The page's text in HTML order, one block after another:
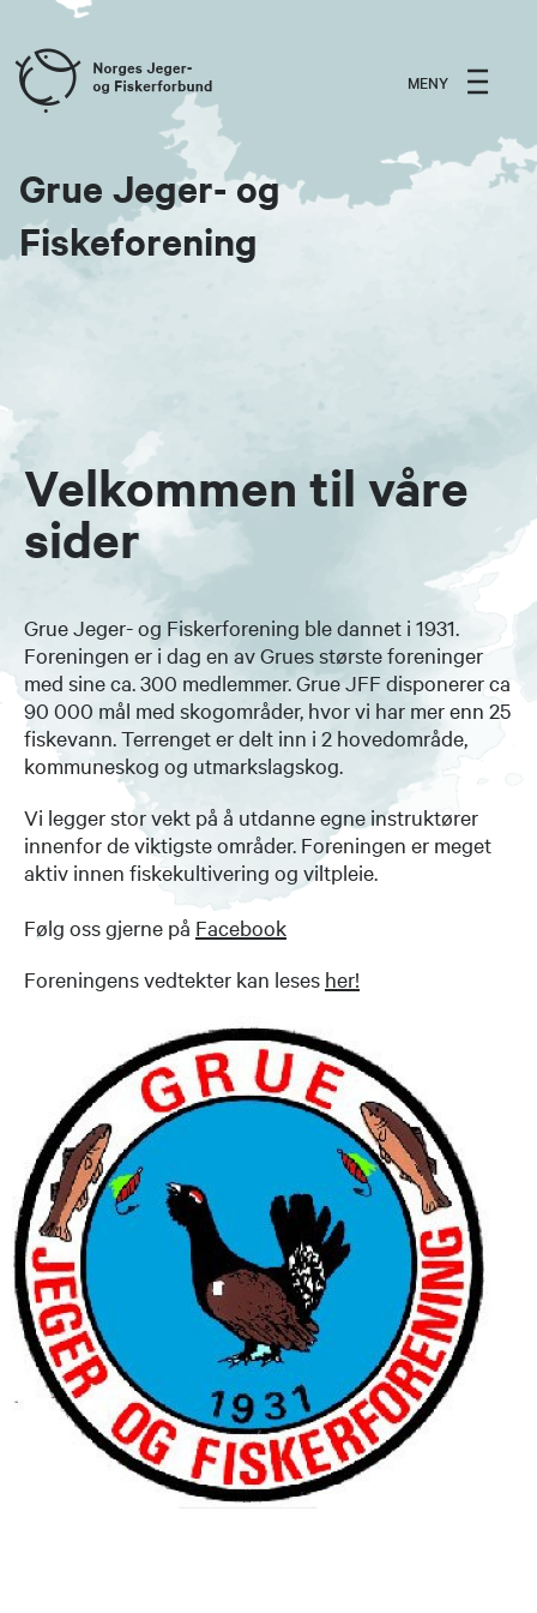
MENY
Grue Jeger- og
Fiskeforening
Velkommen til våre
sider
Grue Jeger- og Fiskerforening ble dannet i 1931.
Foreningen er i dag en av Grues største foreninger
med sine ca. 300 medlemmer. Grue JFF disponerer ca
90 000 mål med skogområder, hvor vi har mer enn 25
fiskevann. Terrenget er delt inn i 2 hovedområde,
kommuneskog og utmarkslagskog.
Vi legger stor vekt på å utdanne egne instruktører
innenfor de viktigste områder. Foreningen er meget
aktiv innen fiskekultivering og viltpleie.
Følg oss gjerne på Facebook
Foreningens vedtekter kan leses her!